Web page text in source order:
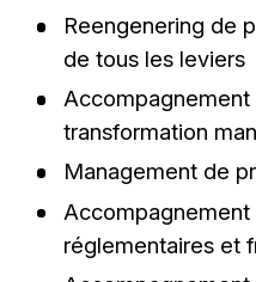
Reengenering de
de tous les leviers
transformation
Management de
Accompagnement
réglementaires et